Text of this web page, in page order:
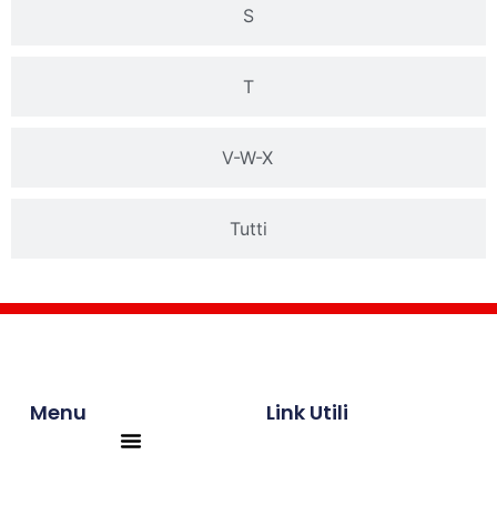
S
T
V-W-X
Tutti
Menu Link Utili